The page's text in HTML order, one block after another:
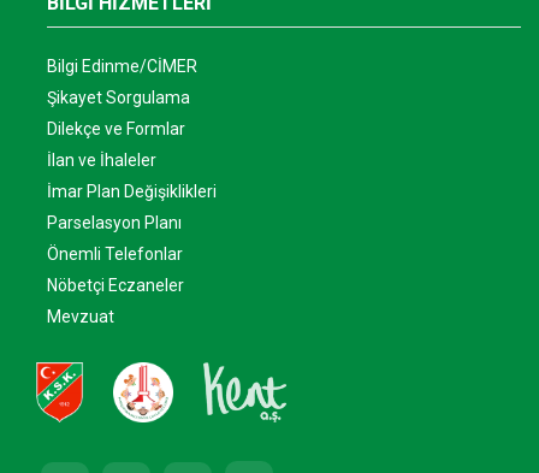
Bilgi Edinme/CİMER
Şikayet Sorgulama
Dilekçe ve Formlar
İlan ve İhaleler
İmar Plan Değişiklikleri
Parselasyon Planı
Önemli Telefonlar
Nöbetçi Eczaneler
Mevzuat